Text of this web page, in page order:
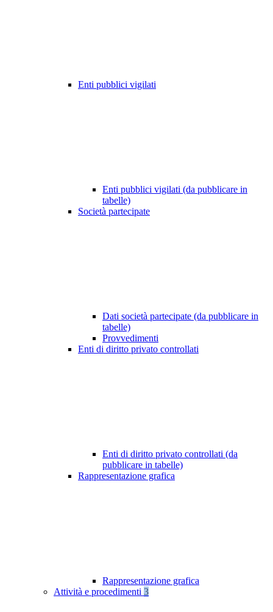
Enti pubblici vigilati
Enti pubblici vigilati (da pubblicare in
tabelle)
Società partecipate
Dati società partecipate (da pubblicare in
tabelle)
Provvedimenti
Enti di diritto privato controllati
Enti di diritto privato controllati (da
pubblicare in tabelle)
Rappresentazione grafica
Rappresentazione grafica
Attività e procedimenti 3